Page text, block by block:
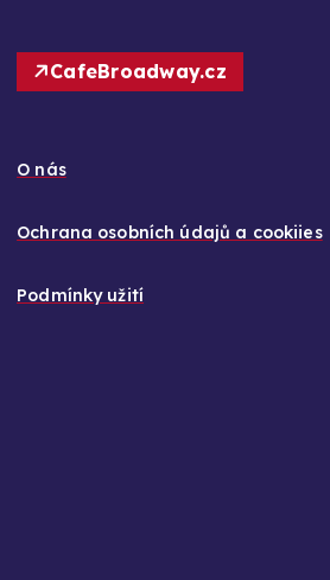
CafeBroadway.cz
O nás
Ochrana osobních údajů a cookiies
Podmínky užití